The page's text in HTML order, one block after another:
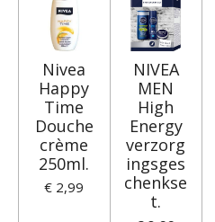
Nivea
Happy
Time
Douche
crème
250ml.
€ 2,99
NIVEA
MEN
High
Energy
verzorg
ingsges
chenkse
t.